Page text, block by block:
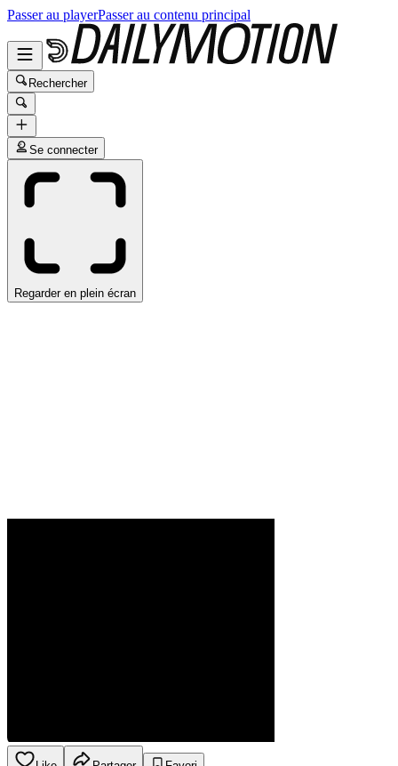
Passer au playerPasser au contenu principal
Rechercher
Se connecter
Regarder en plein écran